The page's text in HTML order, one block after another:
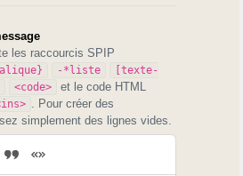
la
gascoûns e nou pas « gat-
de
les raccourcis SPIP
-*liste
[texte-
<code> et le code HTML
. Pour créer des
simplement des lignes vides.